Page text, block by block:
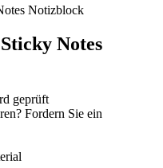
Notizblock
Notes
geprüft
Fordern Sie ein